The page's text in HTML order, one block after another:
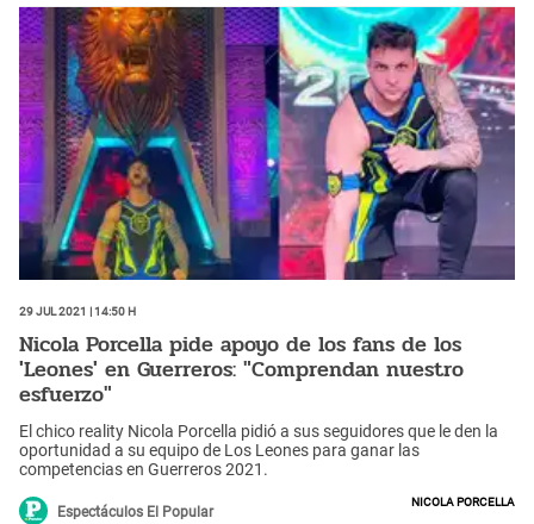
29 Jul 2021 | 14:50 h
Nicola Porcella pide apoyo de los fans de los
'Leones' en Guerreros: "Comprendan nuestro
esfuerzo"
El chico reality Nicola Porcella pidió a sus seguidores que le den la
oportunidad a su equipo de Los Leones para ganar las
competencias en Guerreros 2021.
Espectáculos El Popular
Nicola Porcella